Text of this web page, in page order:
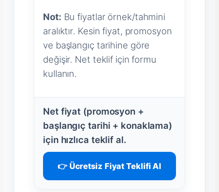
Not: Bu fiyatlar örnek/tahmini
aralıktır. Kesin fiyat, promosyon
ve başlangıç tarihine göre
değişir. Net teklif için formu
kullanın.
Net fiyat (promosyon +
başlangıç tarihi + konaklama)
için hızlıca teklif al.
👉 Ücretsiz Fiyat Teklifi Al